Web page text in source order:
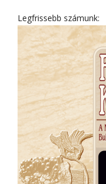
Legfrissebb számunk: